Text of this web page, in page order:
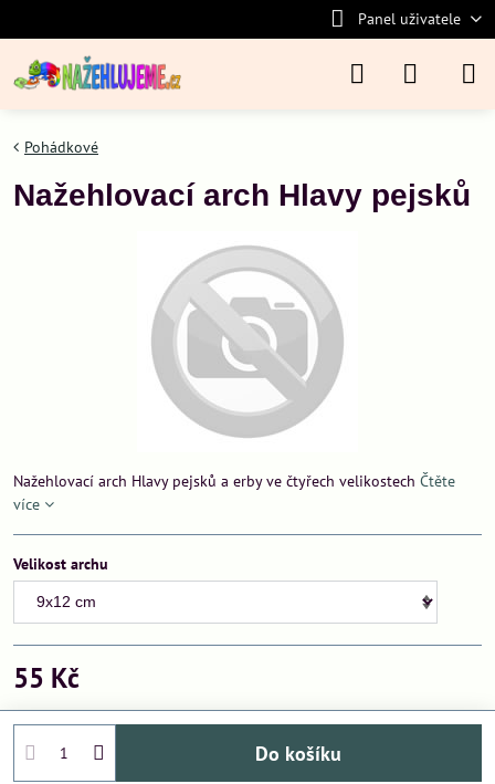
Panel uživatele
Pohádkové
Nažehlovací arch Hlavy pejsků
Nažehlovací arch Hlavy pejsků a erby ve čtyřech velikostech Čtěte
více
Velikost archu
55 Kč
Do košíku